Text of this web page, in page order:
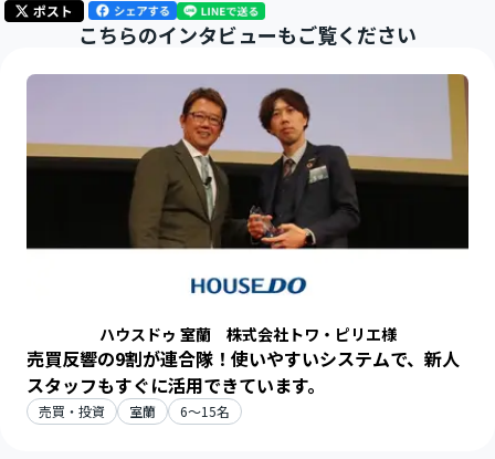
こちらのインタビューもご覧ください
ハウスドゥ 室蘭 株式会社トワ・ピリエ様
売買反響の9割が連合隊！使いやすいシステムで、新人
スタッフもすぐに活用できています。
売買・投資 室蘭 6～15名